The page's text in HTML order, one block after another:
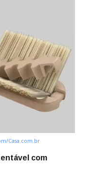
Casa.com.br
com